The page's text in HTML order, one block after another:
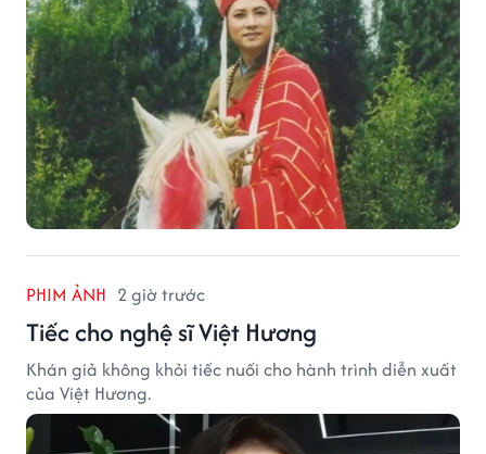
PHIM ẢNH 2 giờ trước
Tiếc cho nghệ sĩ Việt Hương
Khán giả không khỏi tiếc nuối cho hành trình diễn xuất
của Việt Hương.